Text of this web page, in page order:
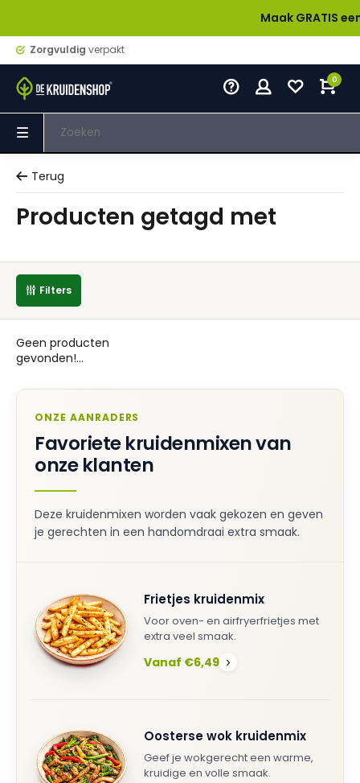
Maak GRATIS
Zorgvuldig verpakt
0
Terug
Producten getagd met
Filters
Geen producten
gevonden!...
ONZE AANRADERS
Favoriete kruidenmixen van
onze klanten
Deze kruidenmixen worden vaak gekozen en geven
je gerechten in een handomdraai extra smaak.
Frietjes kruidenmix
Voor oven- en airfryerfrietjes met
extra veel smaak.
Vanaf €6,49 ›
Oosterse wok kruidenmix
Geef je wokgerecht een warme,
kruidige en volle smaak.